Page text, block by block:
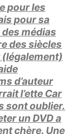
pour les
pour sa
médias
des siècles
d’auteur
l’ette Car
sont oublier.
un DVD a
chère. Une